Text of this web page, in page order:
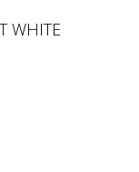
WHITE